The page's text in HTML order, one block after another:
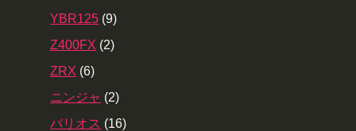
YBR125 (9)
Z400FX (2)
ZRX (6)
ニンジャ (2)
バリオス (16)